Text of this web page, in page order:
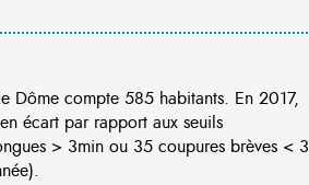
Dôme compte 585 habitants. En 2017,
écart par rapport aux seuils
> 3min ou 35 coupures brèves < 3